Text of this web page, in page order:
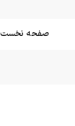
صفحه نخست